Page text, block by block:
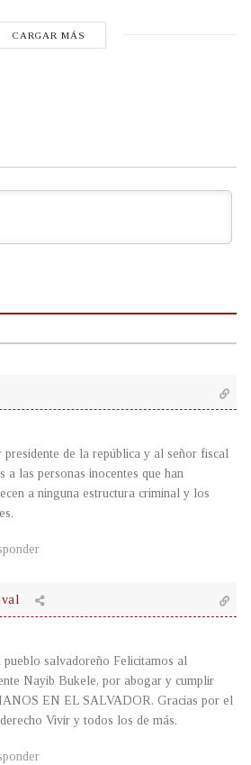
CARGAR MÁS
de la república y al señor fiscal
a las personas inocentes que han
a ninguna estructura criminal y los
pueblo salvadoreño Felicitamos al
Nayib Bukele, por abogar y cumplir
EN EL SALVADOR. Gracias por el
Vivir y todos los de más.